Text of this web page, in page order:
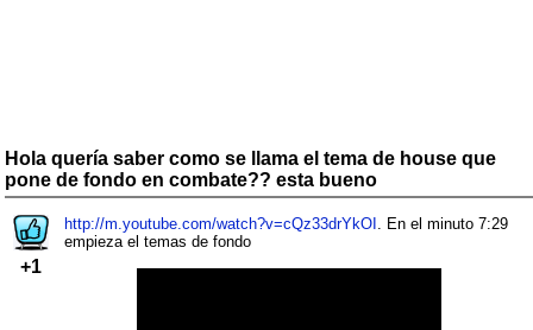
Hola quería saber como se llama el tema de house que
pone de fondo en combate?? esta bueno
+1
http://m.youtube.com/watch?v=cQz33drYkOI . En el minuto 7:29
empieza el temas de fondo